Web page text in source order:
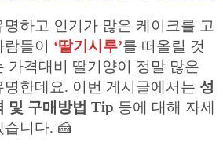
하고 인기가 많은 케이크를 고
람들이 ‘딸기시루’를 떠올릴 것
가격대비 딸기양이 정말 많은
한데요. 이번 게시글에서는 성
및 구매방법 Tip 등에 대해 자세
습니다. 🍰